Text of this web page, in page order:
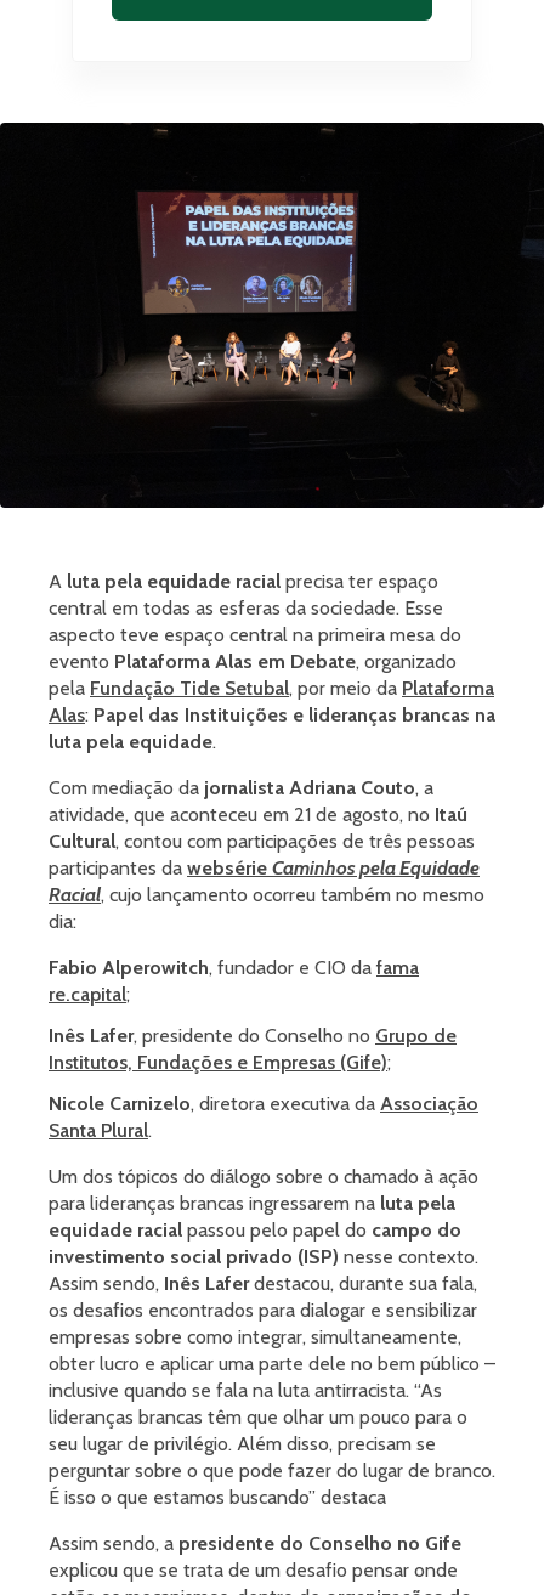
A luta pela equidade racial precisa ter espaço
central em todas as esferas da sociedade. Esse
aspecto teve espaço central na primeira mesa do
evento Plataforma Alas em Debate, organizado
pela Fundação Tide Setubal, por meio da Plataforma
Alas: Papel das Instituições e lideranças brancas na
luta pela equidade.
Com mediação da jornalista Adriana Couto, a
atividade, que aconteceu em 21 de agosto, no Itaú
Cultural, contou com participações de três pessoas
participantes da websérie Caminhos pela Equidade
Racial, cujo lançamento ocorreu também no mesmo
dia:
Fabio Alperowitch, fundador e CIO da fama
re.capital;
Inês Lafer, presidente do Conselho no Grupo de
Institutos, Fundações e Empresas (Gife);
Nicole Carnizelo, diretora executiva da Associação
Santa Plural.
Um dos tópicos do diálogo sobre o chamado à ação
para lideranças brancas ingressarem na luta pela
equidade racial passou pelo papel do campo do
investimento social privado (ISP) nesse contexto.
Assim sendo, Inês Laferdestacou, durante sua fala,
os desafios encontrados para dialogar e sensibilizar
empresas sobre como integrar, simultaneamente,
obter lucro e aplicar uma parte dele no bem público –
inclusive quando se fala na luta antirracista. “As
lideranças brancas têm que olhar um pouco para o
seu lugar de privilégio. Além disso, precisam se
perguntar sobre o que pode fazer do lugar de branco.
É isso o que estamos buscando” destaca
Assim sendo, a presidente do Conselho no Gife
explicou que se trata de um desafio pensar onde